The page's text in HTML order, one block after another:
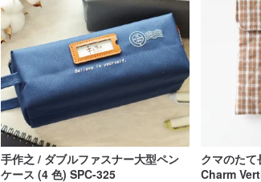
手作之 / ダブルファスナー大型ペン
ケース (4 色) SPC-325
クマのた
Charm